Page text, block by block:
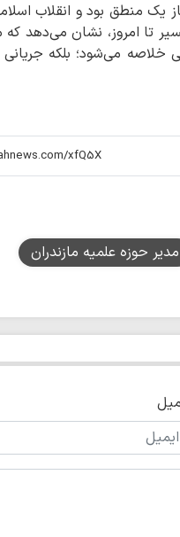
یک منطق بود و انقلاب
تا امروز، نشان می‌دهد که
می‌شود؛ بلکه
مدیر حوزه علمیه مازندران